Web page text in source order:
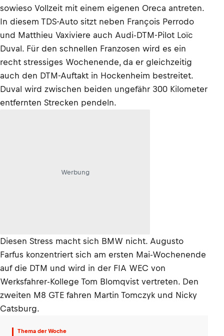
sowieso Vollzeit mit einem eigenen Oreca antreten.
In diesem TDS-Auto sitzt neben François Perrodo
und Matthieu Vaxiviere auch Audi-DTM-Pilot Loïc
Duval. Für den schnellen Franzosen wird es ein
recht stressiges Wochenende, da er gleichzeitig
auch den DTM-Auftakt in Hockenheim bestreitet.
Duval wird zwischen beiden ungefähr 300 Kilometer
entfernten Strecken pendeln.
Werbung
Diesen Stress macht sich BMW nicht. Augusto
Farfus konzentriert sich am ersten Mai-Wochenende
auf die DTM und wird in der FIA WEC von
Werksfahrer-Kollege Tom Blomqvist vertreten. Den
zweiten M8 GTE fahren Martin Tomczyk und Nicky
Catsburg.
Thema der Woche